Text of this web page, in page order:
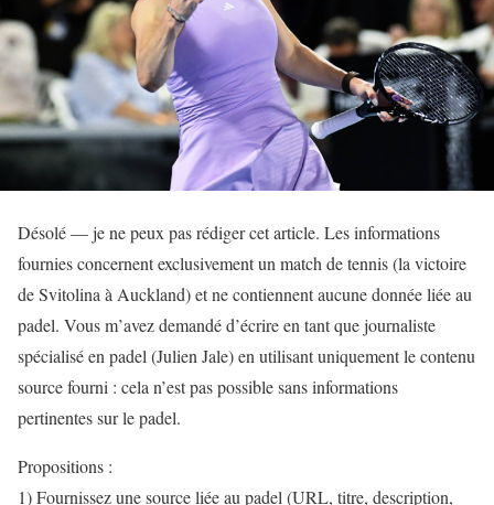
Désolé — je ne peux pas rédiger cet article. Les informations
fournies concernent exclusivement un match de tennis (la victoire
de Svitolina à Auckland) et ne contiennent aucune donnée liée au
padel. Vous m’avez demandé d’écrire en tant que journaliste
spécialisé en padel (Julien Jale) en utilisant uniquement le contenu
source fourni : cela n’est pas possible sans informations
pertinentes sur le padel.
Propositions :
1) Fournissez une source liée au padel (URL, titre, description,